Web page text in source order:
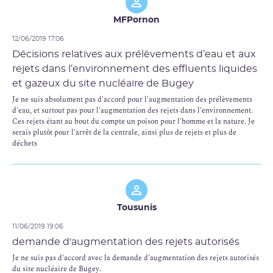
Nous sommes un peu surpris de ces demandes de modifications. Celles-ci
auraient dû être faites au moment de l'établissement de la décision de l'ASN
2012 et du 2 février 1998.
Les modifications proposées par EDF ne doivent en aucun cas permettre à
l'exploitant du site nucléaire d'augmenter ses rejets d'effluents radioactifs
et chimiques et de chaleur.
3. DEMANDE DE MODIFICATION 3 : AJOUT D’UNE DISPOSITION
POUR LA PRISE EN COMPTE DES PRELEVEMENTS ET REJETS
D’EAU POUR LA MISE EN OEUVRE DE TRAVAUX DE GENIE CIVIL
Cette modification semble acceptable.
4. DEMANDE DE MODIFICATION 4 : MISE EN COHERENCE DE LA
PRESCRIPTION [EDF-BUG-110] F ) AVEC LA DECISION ASN N °2016-
DC-0578
LA PRESCRIPTION [EDF-BUG-84] AFIN DE PRENDRE EN COMPTE
LES CAS DE MISE EN OEUVRE DE LA RECIRCULATION D’HIVER
Cette modification semble acceptable.
6. DEMANDE DE MODIFICATION 6 : MODIFICATION DU CONTENU
DU BILAN MENSUEL LIE AU TRAITEMENT A LA
MONOCHLORAMINE
Nous ne sommes pas d'accord avec la demande de supprimer les mesures en
continu du pH en sortie des mélangeurs. Même si cette mesure est peu
utile, il vaut mieux avoir redondance que manque.
MFPornon
12/06/2019 17:06
Décisions relatives aux prélèvements d’eau et aux
rejets dans l’environnement des effluents liquides
et gazeux du site nucléaire de Bugey
Je ne suis absolument pas d'accord pour l'augmentation des prélèvements
d'eau, et surtout pas pour l'augmentation des rejets dans l'environnement.
Ces rejets étant au bout du compte un poison pour l'homme et la nature. Je
serais plutôt pour l'arrêt de la centrale, ainsi plus de rejets et plus de
déchets
Tousunis
11/06/2019 19:06
demande d'augmentation des rejets autorisés
Je ne suis pas d'accord avec la demande d'augmentation des rejets autorisés
du site nucléaire de Bugey.